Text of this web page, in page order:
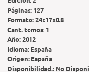
Páginas: 127
Formato:24x17x0.8
Cant. tomos: 1
Año:2012
Idioma: España
Origen: España
Disponibilidad.: No